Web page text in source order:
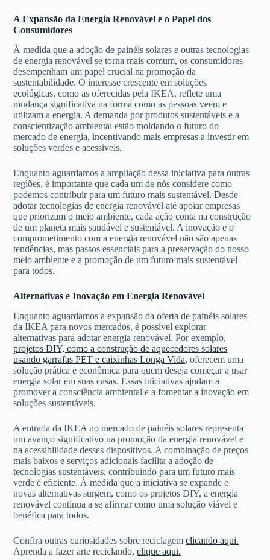
A Expansão da Energia Renovável e o Papel dos
Consumidores
À medida que a adoção de painéis solares e outras tecnologias
de energia renovável se torna mais comum, os consumidores
desempenham um papel crucial na promoção da
sustentabilidade. O interesse crescente em soluções
ecológicas, como as oferecidas pela IKEA, reflete uma
mudança significativa na forma como as pessoas veem e
utilizam a energia. A demanda por produtos sustentáveis e a
conscientização ambiental estão moldando o futuro do
mercado de energia, incentivando mais empresas a investir em
soluções verdes e acessíveis.
Enquanto aguardamos a ampliação dessa iniciativa para outras
regiões, é importante que cada um de nós considere como
podemos contribuir para um futuro mais sustentável. Desde
adotar tecnologias de energia renovável até apoiar empresas
que priorizam o meio ambiente, cada ação conta na construção
de um planeta mais saudável e sustentável. A inovação e o
comprometimento com a energia renovável não são apenas
tendências, mas passos essenciais para a preservação do nosso
meio ambiente e a promoção de um futuro mais sustentável
para todos.
Alternativas e Inovação em Energia Renovável
Enquanto aguardamos a expansão da oferta de painéis solares
da IKEA para novos mercados, é possível explorar
alternativas para adotar energia renovável. Por exemplo,
projetos DIY, como a construção de aquecedores solares
usando garrafas PET e caixinhas Longa Vida, oferecem uma
solução prática e econômica para quem deseja começar a usar
energia solar em suas casas. Essas iniciativas ajudam a
promover a consciência ambiental e a fomentar a inovação em
soluções sustentáveis.
A entrada da IKEA no mercado de painéis solares representa
um avanço significativo na promoção da energia renovável e
na acessibilidade desses dispositivos. A combinação de preços
mais baixos e serviços adicionais facilita a adoção de
tecnologias sustentáveis, contribuindo para um futuro mais
verde e eficiente. À medida que a iniciativa se expande e
novas alternativas surgem, como os projetos DIY, a energia
renovável continua a se afirmar como uma solução viável e
benéfica para todos.
Confira outras curiosidades sobre reciclagemclicando aqui.
Aprenda a fazer arte reciclando,clique aqui.